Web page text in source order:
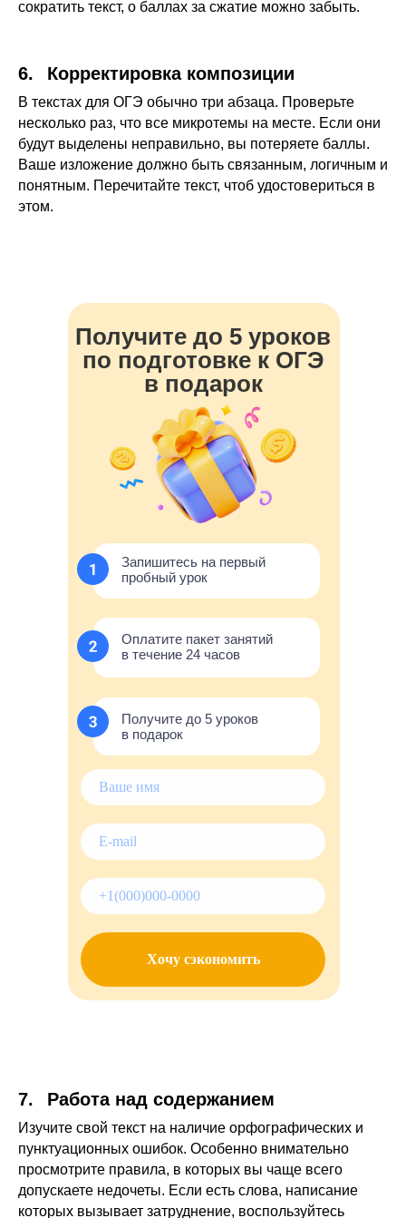
сократить текст, о баллах за сжатие можно забыть.
6.⠀Корректировка композиции
В текстах для ОГЭ обычно три абзаца. Проверьте
несколько раз, что все микротемы на месте. Если они
будут выделены неправильно, вы потеряете баллы.
Ваше изложение должно быть связанным, логичным и
понятным. Перечитайте текст, чтоб удостовериться в
этом.
Запишитесь на первый
пробный урок
Оплатите пакет занятий
в течение 24 часов
Получите до 5 уроков
в подарок
Получите до 5 уроков
по подготовке к OГЭ
в подарок
Хочу сэкономить
7.⠀Работа над содержанием
Изучите свой текст на наличие орфографических и
пунктуационных ошибок. Особенно внимательно
просмотрите правила, в которых вы чаще всего
допускаете недочеты. Если есть слова, написание
которых вызывает затруднение, воспользуйтесь